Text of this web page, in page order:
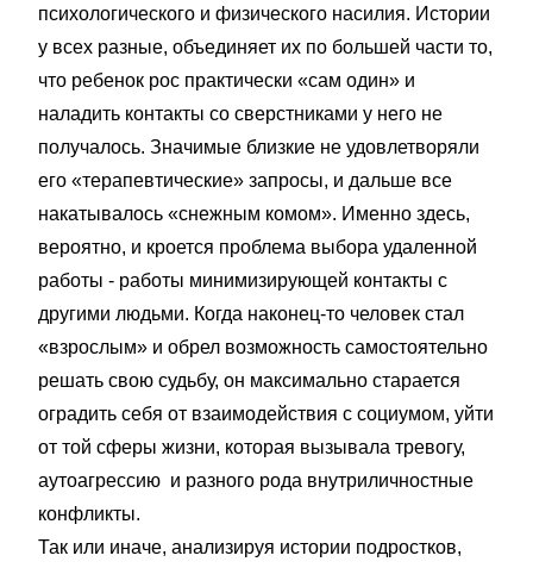
психологического и физического насилия. Истории
у всех разные, объединяет их по большей части то,
что ребенок рос практически «сам один» и
наладить контакты со сверстниками у него не
получалось. Значимые близкие не удовлетворяли
его «терапевтические» запросы, и дальше все
накатывалось «снежным комом». Именно здесь,
вероятно, и кроется проблема выбора удаленной
работы - работы минимизирующей контакты с
другими людьми. Когда наконец-то человек стал
«взрослым» и обрел возможность самостоятельно
решать свою судьбу, он максимально старается
оградить себя от взаимодействия с социумом, уйти
от той сферы жизни, которая вызывала тревогу,
аутоагрессию и разного рода внутриличностные
конфликты.
Так или иначе, анализируя истории подростков,